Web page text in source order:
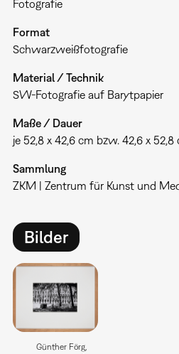
Fotografie
Format
Schwarzweißfotografie
Material / Technik
SW-Fotografie auf Barytpapier
Maße / Dauer
je 52,8 x 42,6 cm bzw. 42,6 x 52,8
Sammlung
ZKM | Zentrum für Kunst und
Bilder
Günther Förg,